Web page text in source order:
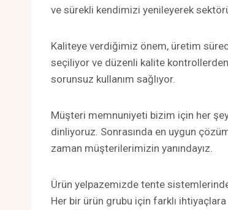
ve sürekli kendimizi yenileyerek
Kaliteye verdiğimiz önem, üretim
seçiliyor ve düzenli kalite
sorunsuz kullanım sağlıyor.
Müşteri memnuniyeti bizim için her
dinliyoruz. Sonrasında en uygun
zaman müşterilerimizin yanındayız.
Ürün yelpazemizde tente
Her bir ürün grubu için farklı